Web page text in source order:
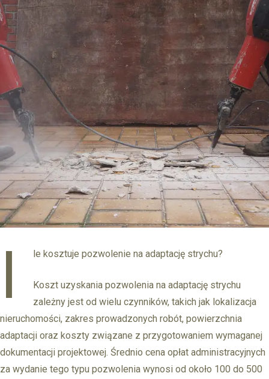
I le kosztuje pozwolenie na adaptację strychu?
Koszt uzyskania pozwolenia na adaptację strychu
zależny jest od wielu czynników, takich jak lokalizacja
nieruchomości, zakres prowadzonych robót, powierzchnia
adaptacji oraz koszty związane z przygotowaniem wymaganej
dokumentacji projektowej. Średnio cena opłat administracyjnych
za wydanie tego typu pozwolenia wynosi od około 100 do 500